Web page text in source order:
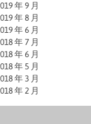
年 9 月
年 8 月
年 6 月
年 7 月
年 6 月
年 5 月
年 3 月
年 2 月